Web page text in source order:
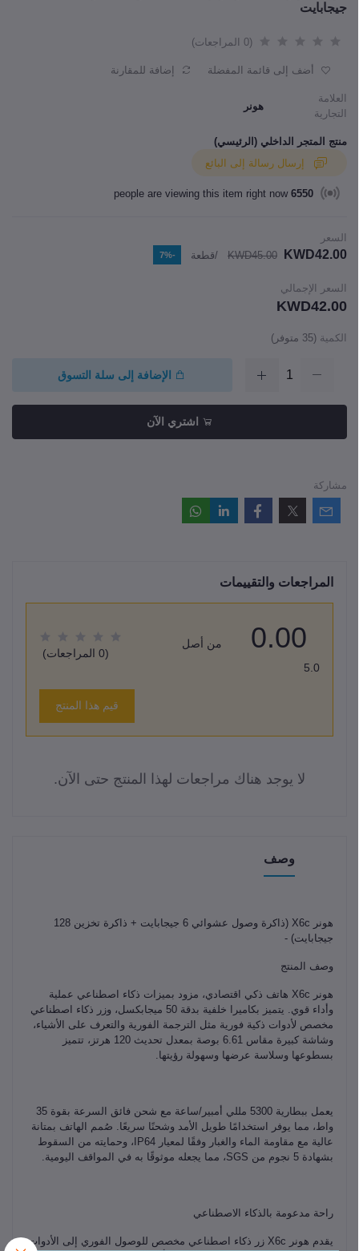
جيجابايت
(0 المراجعات)
أضف إلى قائمة المفضلة إضافة للمقارنة
العلامة
التجارية
هونر
منتج المتجر الداخلي (الرئيسي)
6550
people are viewing this item right now
السعر
KWD42.00
KWD45.00 /قطعة -7%
السعر الإجمالي
KWD42.00
الكمية (
35 متوفر)
الإضافة إلى سلة التسوق
اشتري الآن
مشاركة
المراجعات والتقييمات
0.00
من أصل
5.0
(0 المراجعات)
قيم هذا المنتج
لا يوجد هناك مراجعات لهذا المنتج حتى الآن.
وصف
هونر X6c (ذاكرة وصول عشوائي 6 جيجابايت + ذاكرة تخزين 128
جيجابايت) -
وصف المنتج
هونر X6c هاتف ذكي اقتصادي، مزود بميزات ذكاء اصطناعي عملية
وأداء قوي. يتميز بكاميرا خلفية بدقة 50 ميجابكسل، وزر ذكاء اصطناعي
مخصص لأدوات ذكية فورية مثل الترجمة الفورية والتعرف على الأشياء،
وشاشة كبيرة مقاس 6.61 بوصة بمعدل تحديث 120 هرتز، تتميز
بسطوعها وسلاسة عرضها وسهولة رؤيتها.
يعمل ببطارية 5300 مللي أمبير/ساعة مع شحن فائق السرعة بقوة 35
واط، مما يوفر استخدامًا طويل الأمد وشحنًا سريعًا. صُمم الهاتف بمتانة
عالية مع مقاومة الماء والغبار وفقًا لمعيار IP64، وحمايته من السقوط
بشهادة 5 نجوم من SGS، مما يجعله موثوقًا به في المواقف اليومية.
راحة مدعومة بالذكاء الاصطناعي
يقدم هونر X6c زر ذكاء اصطناعي مخصص للوصول الفوري إلى الأدوات